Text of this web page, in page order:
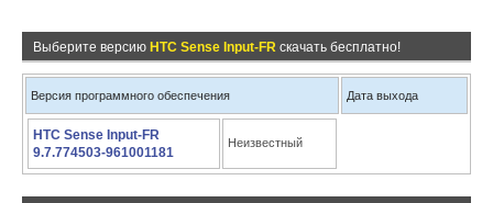
Выберите версию HTC Sense Input-FR скачать бесплатно!
Версия программного обеспечения Дата выхода
HTC Sense Input-FR
9.7.774503-961001181
Неизвестный